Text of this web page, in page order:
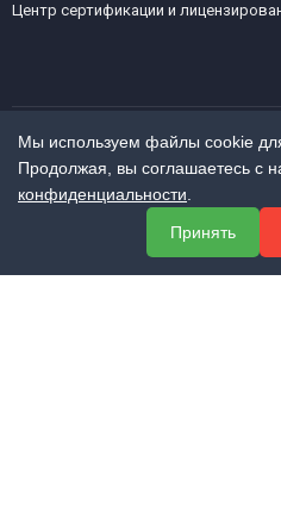
Центр сертификации и
МЕНЮ
Мы используем файлы cookie
Продолжая, вы соглашаетесь с
конфиденциальности
Принять